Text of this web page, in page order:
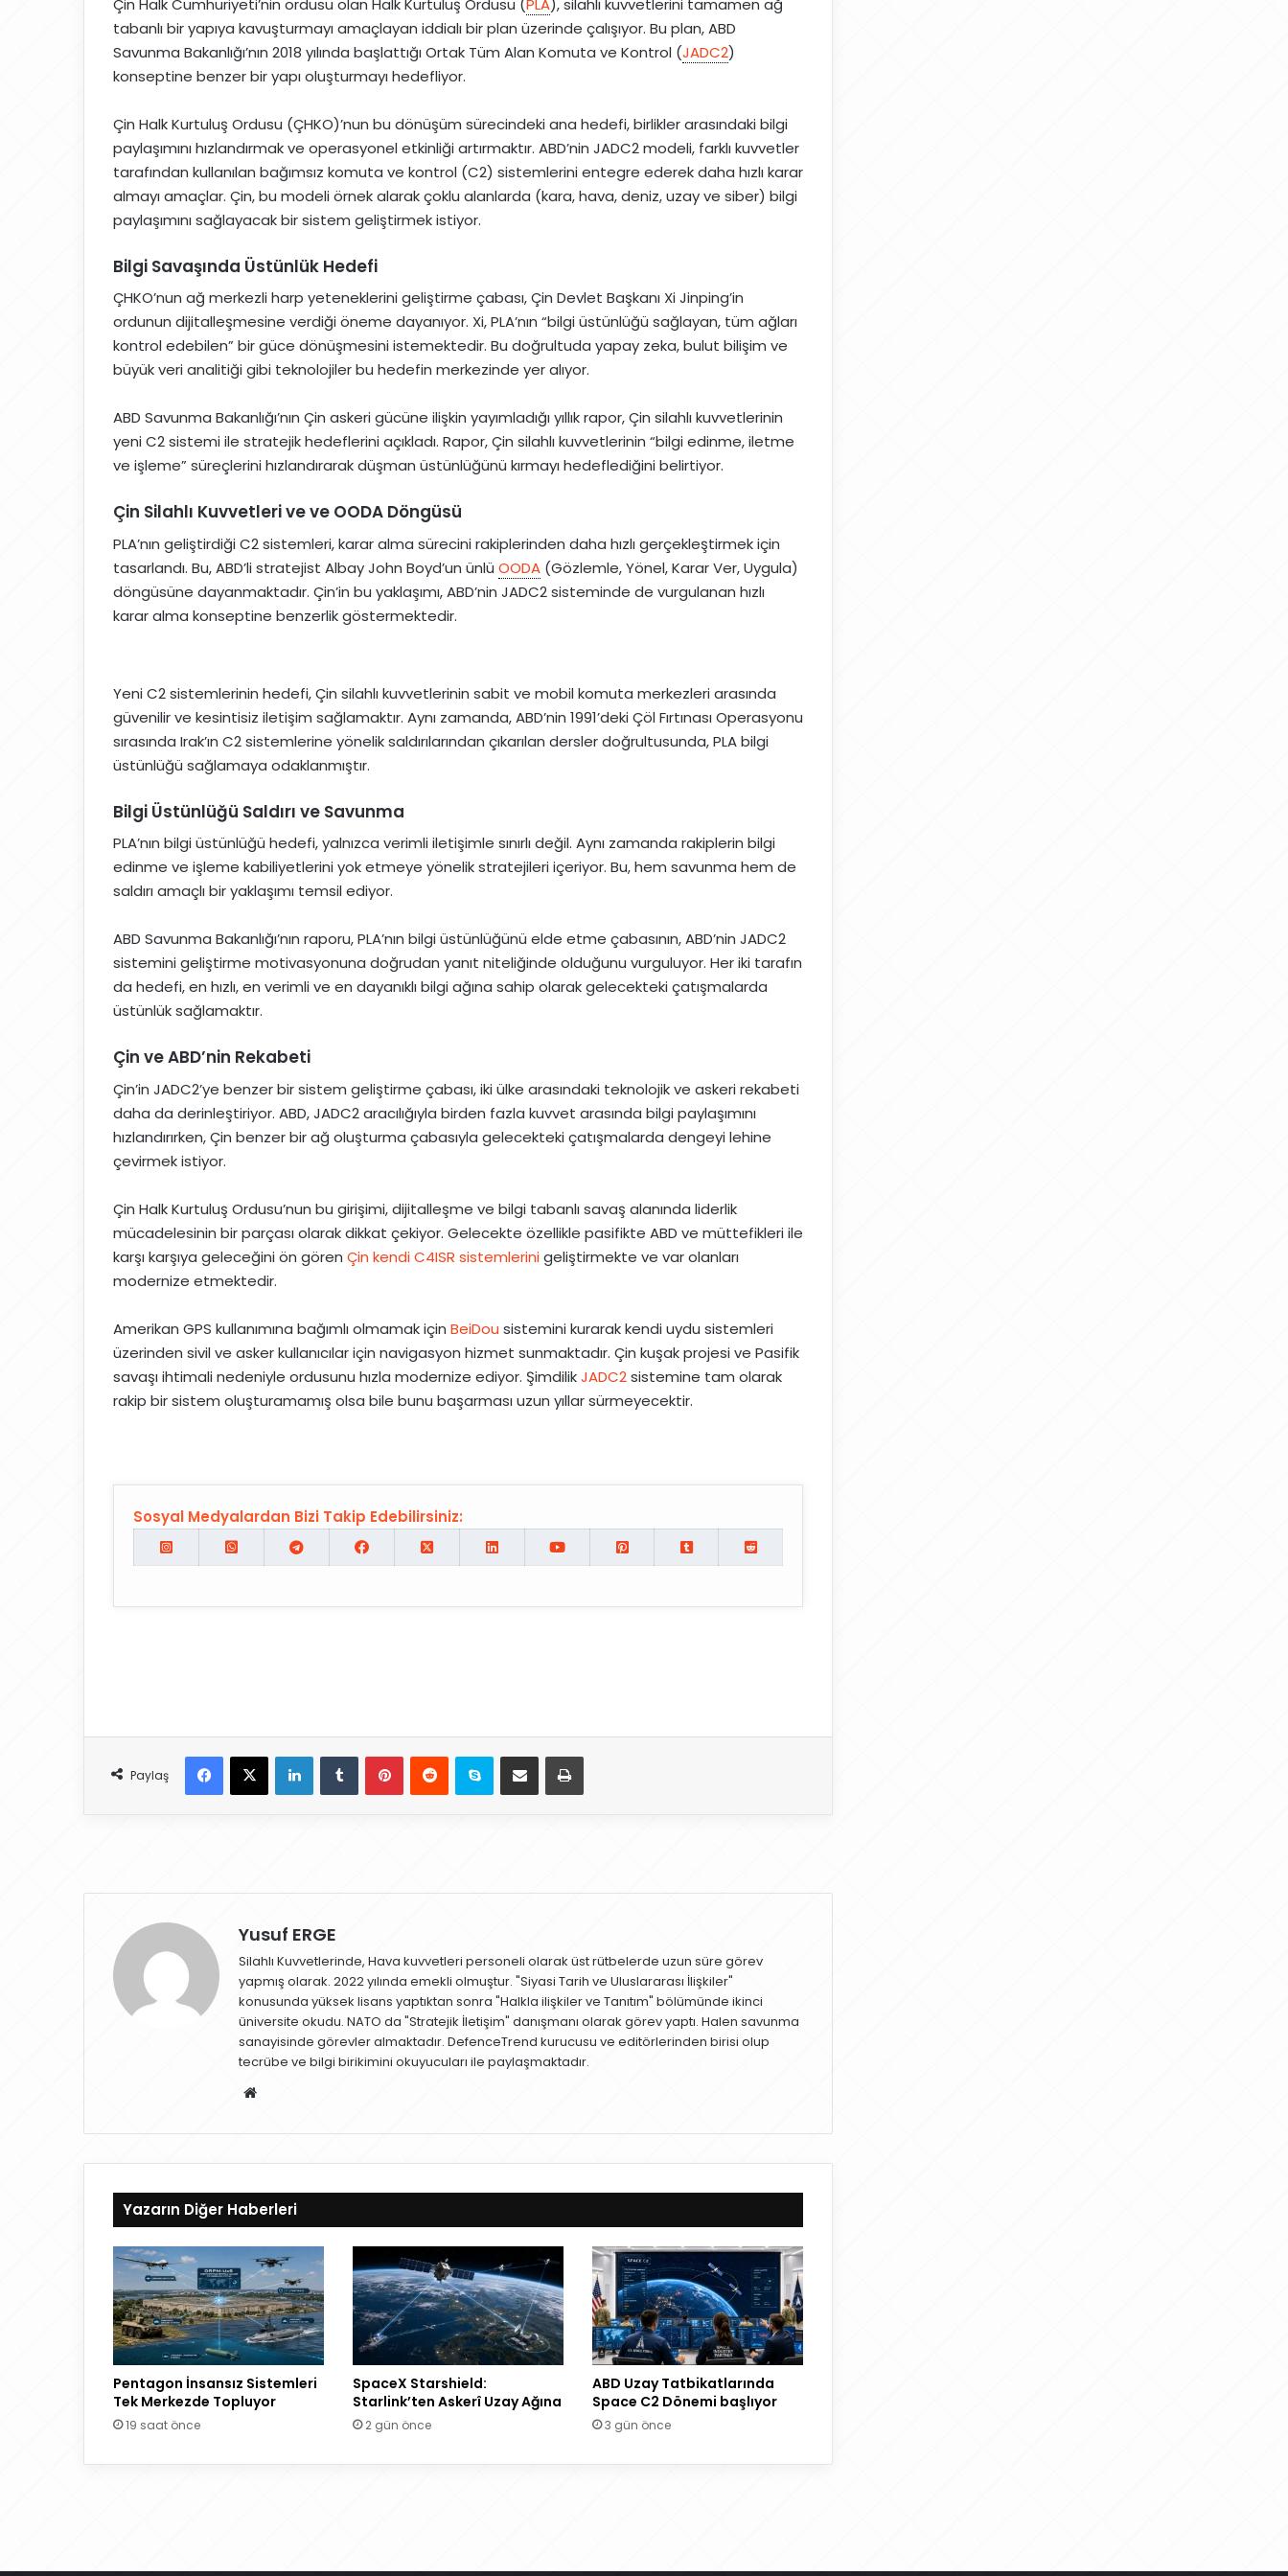
a
g
ö
n
e
r
m
e
k
Çin Halk Cumhuriyeti’nin ordusu olan Halk Kurtuluş Ordusu (PLA), silahlı kuvvetlerini tamamen ağ
tabanlı bir yapıya kavuşturmayı amaçlayan iddialı bir plan üzerinde çalışıyor. Bu plan, ABD
Savunma Bakanlığı’nın 2018 yılında başlattığı Ortak Tüm Alan Komuta ve Kontrol (JADC2)
konseptine benzer bir yapı oluşturmayı hedefliyor.
Çin Halk Kurtuluş Ordusu (ÇHKO)’nun bu dönüşüm sürecindeki ana hedefi, birlikler arasındaki bilgi
paylaşımını hızlandırmak ve operasyonel etkinliği artırmaktır. ABD’nin JADC2 modeli, farklı kuvvetler
tarafından kullanılan bağımsız komuta ve kontrol (C2) sistemlerini entegre ederek daha hızlı karar
almayı amaçlar. Çin, bu modeli örnek alarak çoklu alanlarda (kara, hava, deniz, uzay ve siber) bilgi
paylaşımını sağlayacak bir sistem geliştirmek istiyor.
Bilgi Savaşında Üstünlük Hedefi
ÇHKO’nun ağ merkezli harp yeteneklerini geliştirme çabası, Çin Devlet Başkanı Xi Jinping’in
ordunun dijitalleşmesine verdiği öneme dayanıyor. Xi, PLA’nın “bilgi üstünlüğü sağlayan, tüm ağları
kontrol edebilen” bir güce dönüşmesini istemektedir. Bu doğrultuda yapay zeka, bulut bilişim ve
büyük veri analitiği gibi teknolojiler bu hedefin merkezinde yer alıyor.
ABD Savunma Bakanlığı’nın Çin askeri gücüne ilişkin yayımladığı yıllık rapor, Çin silahlı kuvvetlerinin
yeni C2 sistemi ile stratejik hedeflerini açıkladı. Rapor, Çin silahlı kuvvetlerinin “bilgi edinme, iletme
ve işleme” süreçlerini hızlandırarak düşman üstünlüğünü kırmayı hedeflediğini belirtiyor.
Çin Silahlı Kuvvetleri ve ve OODA Döngüsü
PLA’nın geliştirdiği C2 sistemleri, karar alma sürecini rakiplerinden daha hızlı gerçekleştirmek için
tasarlandı. Bu, ABD’li stratejist Albay John Boyd’un ünlü OODA (Gözlemle, Yönel, Karar Ver, Uygula)
döngüsüne dayanmaktadır. Çin’in bu yaklaşımı, ABD’nin JADC2 sisteminde de vurgulanan hızlı
karar alma konseptine benzerlik göstermektedir.
Yeni C2 sistemlerinin hedefi, Çin silahlı kuvvetlerinin sabit ve mobil komuta merkezleri arasında
güvenilir ve kesintisiz iletişim sağlamaktır. Aynı zamanda, ABD’nin 1991’deki Çöl Fırtınası Operasyonu
sırasında Irak’ın C2 sistemlerine yönelik saldırılarından çıkarılan dersler doğrultusunda, PLA bilgi
üstünlüğü sağlamaya odaklanmıştır.
Bilgi Üstünlüğü Saldırı ve Savunma
PLA’nın bilgi üstünlüğü hedefi, yalnızca verimli iletişimle sınırlı değil. Aynı zamanda rakiplerin bilgi
edinme ve işleme kabiliyetlerini yok etmeye yönelik stratejileri içeriyor. Bu, hem savunma hem de
saldırı amaçlı bir yaklaşımı temsil ediyor.
ABD Savunma Bakanlığı’nın raporu, PLA’nın bilgi üstünlüğünü elde etme çabasının, ABD’nin JADC2
sistemini geliştirme motivasyonuna doğrudan yanıt niteliğinde olduğunu vurguluyor. Her iki tarafın
da hedefi, en hızlı, en verimli ve en dayanıklı bilgi ağına sahip olarak gelecekteki çatışmalarda
üstünlük sağlamaktır.
Çin ve ABD’nin Rekabeti
Çin’in JADC2’ye benzer bir sistem geliştirme çabası, iki ülke arasındaki teknolojik ve askeri rekabeti
daha da derinleştiriyor. ABD, JADC2 aracılığıyla birden fazla kuvvet arasında bilgi paylaşımını
hızlandırırken, Çin benzer bir ağ oluşturma çabasıyla gelecekteki çatışmalarda dengeyi lehine
çevirmek istiyor.
Çin Halk Kurtuluş Ordusu’nun bu girişimi, dijitalleşme ve bilgi tabanlı savaş alanında liderlik
mücadelesinin bir parçası olarak dikkat çekiyor. Gelecekte özellikle pasifikte ABD ve müttefikleri ile
karşı karşıya geleceğini ön gören Çin kendi C4ISR sistemlerinigeliştirmekte ve var olanları
modernize etmektedir.
Amerikan GPS kullanımına bağımlı olmamak için BeiDou sistemini kurarak kendi uydu sistemleri
üzerinden sivil ve asker kullanıcılar için navigasyon hizmet sunmaktadır. Çin kuşak projesi ve Pasifik
savaşı ihtimali nedeniyle ordusunu hızla modernize ediyor. ŞimdilikJADC2sistemine tam olarak
rakip bir sistem oluşturamamış olsa bile bunu başarması uzun yıllar sürmeyecektir.
Sosyal Medyalardan Bizi Takip Edebilirsiniz:
Paylaş
X LinkedIn Skype
Yusuf ERGE
Silahlı Kuvvetlerinde, Hava kuvvetleri personeli olarak üst rütbelerde uzun süre görev
yapmış olarak. 2022 yılında emekli olmuştur. "Siyasi Tarih ve Uluslararası İlişkiler"
konusunda yüksek lisans yaptıktan sonra "Halkla ilişkiler ve Tanıtım" bölümünde ikinci
üniversite okudu. NATO da "Stratejik İletişim" danışmanı olarak görev yaptı. Halen savunma
sanayisinde görevler almaktadır. DefenceTrend kurucusu ve editörlerinden birisi olup
tecrübe ve bilgi birikimini okuyucuları ile paylaşmaktadır.
sit
esi
Yazarın Diğer Haberleri
Pentagon İnsansız Sistemleri
Tek Merkezde Topluyor
19 saat önce
SpaceX Starshield:
Starlink’ten Askerî Uzay Ağına
2 gün önce
ABD Uzay Tatbikatlarında
Space C2 Dönemi başlıyor
3 gün önce